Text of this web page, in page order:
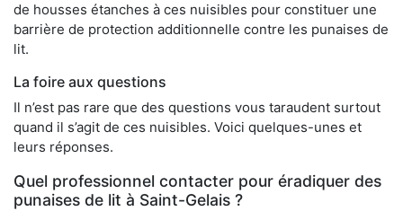
de housses étanches à ces nuisibles pour constituer une
barrière de protection additionnelle contre les punaises de
lit.
La foire aux questions
Il n’est pas rare que des questions vous taraudent surtout
quand il s’agit de ces nuisibles. Voici quelques-unes et
leurs réponses.
Quel professionnel contacter pour éradiquer des
punaises de lit à Saint-Gelais ?